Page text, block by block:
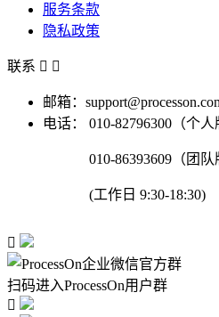
服务条款
隐私政策
联系  
邮箱：
电话：
010-82796300（个人
010-86393609（团队
(工作日 9:30-18:30)

扫码进入ProcessOn用户群
